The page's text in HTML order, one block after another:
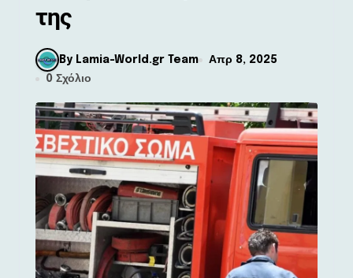
της
By Lamia-World.gr Team
Απρ 8, 2025
0 Σχόλιο